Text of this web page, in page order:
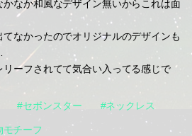
なか和風なデザイン無いからこれは面
なかったのでオリジナルのデザインも
ーフされてて気合い入ってる感じで
#セボンスター #ネックレス
モチーフ